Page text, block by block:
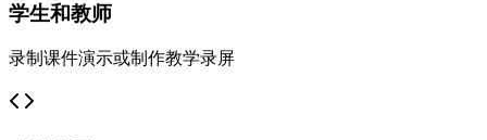
学生和教师
录制课件演示或制作教学录屏